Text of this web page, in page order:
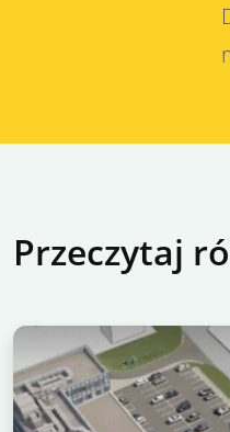
Przeczytaj